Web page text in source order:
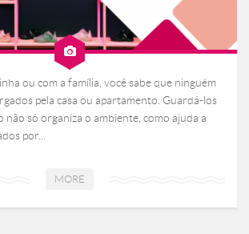
ou com a família, você sabe que ninguém
pela casa ou apartamento. Guardá-los
não só organiza o ambiente, como ajuda a
por...
MORE